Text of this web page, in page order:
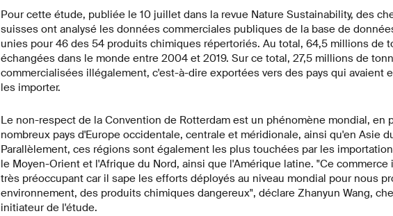
Pour cette étude, publiée le 10 juillet dans la revue Nature Sustainability, des
suisses ont analysé les données commerciales publiques de la base de
unies pour 46 des 54 produits chimiques répertoriés. Au total, 64,5 millions de
échangées dans le monde entre 2004 et 2019. Sur ce total, 27,5 millions de
commercialisées illégalement, c'est-à-dire exportées vers des pays qui avaient
les importer.
Le non-respect de la Convention de Rotterdam est un phénomène mondial, en
nombreux pays d'Europe occidentale, centrale et méridionale, ainsi qu'en Asie
Parallèlement, ces régions sont également les plus touchées par les
le Moyen-Orient et l'Afrique du Nord, ainsi que l'Amérique latine. "Ce
très préoccupant car il sape les efforts déployés au niveau mondial pour nous
environnement, des produits chimiques dangereux", déclare Zhanyun Wang,
initiateur de l'étude.